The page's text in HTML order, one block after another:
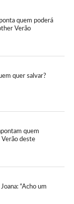
quem poderá
Verão
quer salvar?
quem
Verão deste
“Acho um